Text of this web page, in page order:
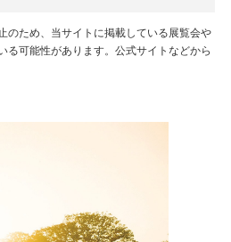
のため、当サイトに掲載している展覧会や
る可能性があります。公式サイトなどから